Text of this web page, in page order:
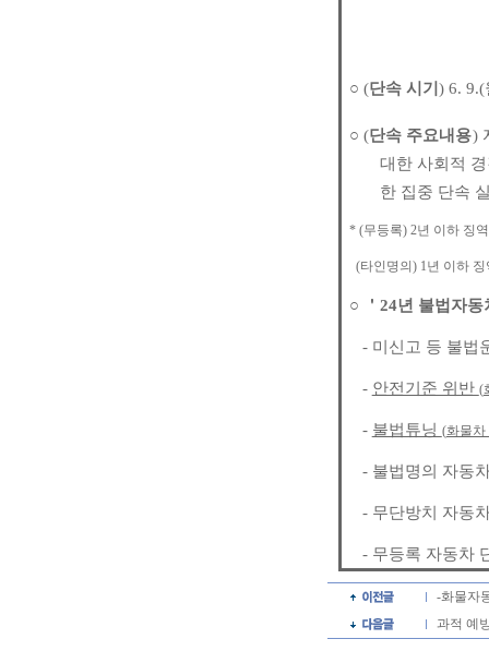
○ (단속 시기 ) 6. 9.(
○ (단속 주요내용)
대한 사회적
한 집중 단속
* (무등록) 2년 이하 징
(타인명의 ) 1년 이하
○ ＇ 24년 불법자동
- 미신고 등 불법
- 안전기준 위반 (
- 불법튜닝 (화물차
- 불법명의 자동
- 무단방치 자동
- 무등록 자동차
-화물자
과적 예